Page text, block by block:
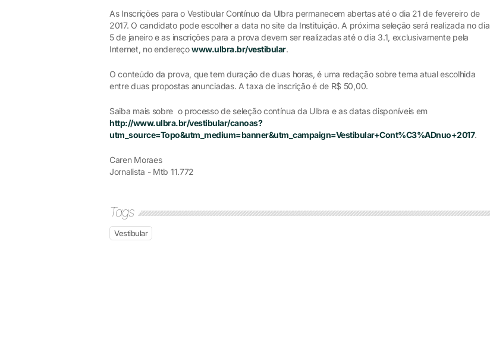
As Inscrições para o Vestibular Contínuo da Ulbra permanecem abertas até o dia 21 de fevereiro de
2017. O candidato pode escolher a data no site da Instituição. A próxima seleção será realizada no dia
5 de janeiro e as inscrições para a prova devem ser realizadas até o dia 3.1, exclusivamente pela
Internet, no endereçowww.ulbra.br/vestibular.
O conteúdo da prova, que tem duração de duas horas, é uma redação sobre tema atual escolhida
entre duas propostas anunciadas. A taxa de inscrição é de R$ 50,00.
Saiba mais sobre o processo de seleção contínua da Ulbra e as datas disponíveis em
http://www.ulbra.br/vestibular/canoas?
utm_source=Topo&utm_medium=banner&utm_campaign=Vestibular+Cont%C3%ADnuo+2017.
Caren Moraes
Jornalista - Mtb 11.772
Tags
Vestibular